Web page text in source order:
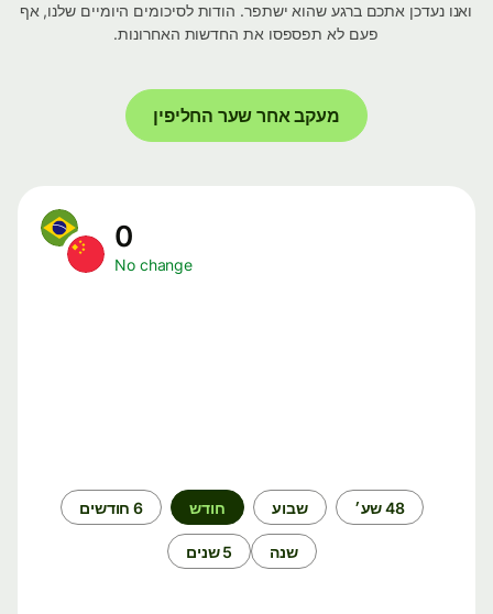
ואנו נעדכן אתכם ברגע שהוא ישתפר. הודות לסיכומים היומיים שלנו, אף
פעם לא תפספסו את החדשות האחרונות.
מעקב אחר שער החליפין
No change
48 שע׳ שבוע חודש 6 חודשים
שנה 5 שנים